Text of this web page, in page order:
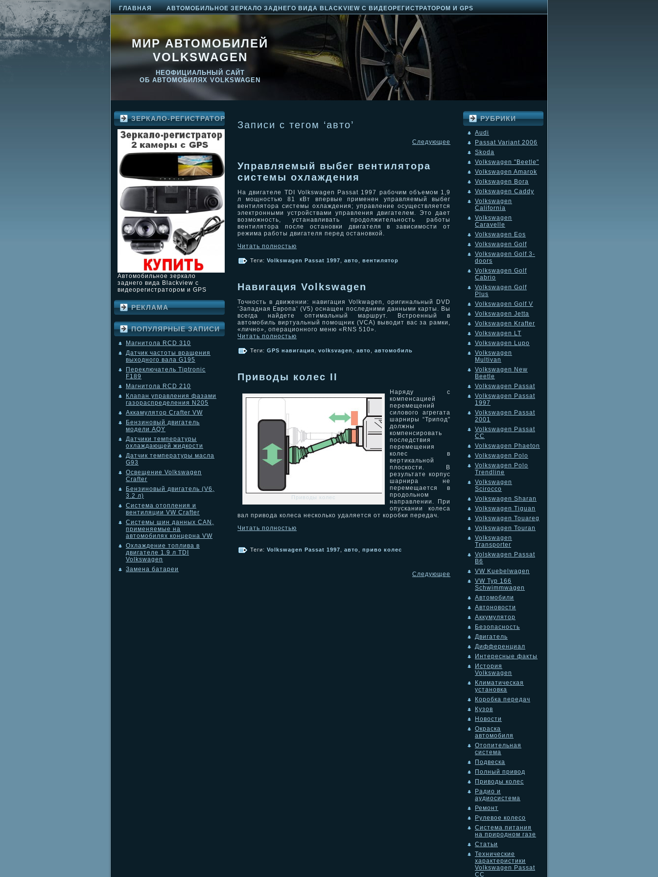
ГЛАВНАЯ АВТОМОБИЛЬНОЕ ЗЕРКАЛО ЗАДНЕГО ВИДА BLACKVIEW С ВИДЕОРЕГИСТРАТОРОМ И GPS
МИР АВТОМОБИЛЕЙ
VOLKSWAGEN
НЕОФИЦИАЛЬНЫЙ САЙТ
ОБ АВТОМОБИЛЯХ VOLKSWAGEN
ЗЕРКАЛО-РЕГИСТРАТОР
Автомобильное зеркало
заднего вида Blackview с
видеорегистратором и GPS
РЕКЛАМА
ПОПУЛЯРНЫЕ ЗАПИСИ
Магнитола RCD 310
Датчик частоты вращения
выходного вала G195
Переключатель Tiptronic
F189
Магнитола RCD 210
Клапан управления фазами
газораспределения N205
Аккамулятор Crafter VW
Бензиновый двигатель
модели AQY
Датчики температуры
охлаждающей жидкости
Датчик температуры масла
G93
Освещение Volkswagen
Crafter
Бензиновый двигатель (V6,
3.2 л)
Система отопления и
вентиляции VW Crafter
Системы шин данных CAN,
применяемые на
автомобилях концерна VW
Охлаждение топлива в
двигателе 1.9 л TDI
Volkswagen
Замена батареи
Записи с тегом ‘авто’
Следующее
Управляемый выбег вентилятора
системы охлаждения
На двигателе TDI Volkswagen Passat 1997 рабочим объемом 1,9
л мощностью 81 кВт впервые применен управляемый выбег
вентилятора системы охлаждения; управление осуществляется
электронными устройствами управления двигателем. Это дает
возможность, устанавливать продолжительность работы
вентилятора после остановки двигателя в зависимости от
режима работы двигателя перед остановкой.
Читать полностью
Теги: Volkswagen Passat 1997 авто вентилятор
Навигация Volkswagen
Точность в движении: навигация Volkwagen, оригинальный DVD
‘Западная Европа’ (V5) оснащен последними данными карты. Вы
всегда найдете оптимальный маршрут. Встроенный в
автомобиль виртуальный помощник (VCA) выводит вас за рамки,
«лично», операционного меню «RNS 510».
Читать полностью
Теги: GPS навигация volksvagen авто автомобиль
Приводы колес II
Приводы колес
Наряду с
компенсацией
перемещений
силового агрегата
шарниры “Трипод”
должны
компенсировать
последствия
перемещения
колес в
вертикальной
плоскости. В
результате корпус
шарнира не
перемещается в
продольном
направлении. При
опускании колеса
вал привода колеса несколько удаляется от коробки передач.
Читать полностью
Теги: Volkswagen Passat 1997 авто приво колес
Следующее
РУБРИКИ
Audi
Passat Variant 2006
Skoda
Volkswagen "Beetle"
Volkswagen Amarok
Volkswagen Bora
Volkswagen Caddy
Volkswagen
California
Volkswagen
Caravelle
Volkswagen Eos
Volkswagen Golf
Volkswagen Golf 3-
doors
Volkswagen Golf
Cabrio
Volkswagen Golf
Plus
Volkswagen Golf V
Volkswagen Jetta
Volkswagen Krafter
Volkswagen LT
Volkswagen Lupo
Volkswagen
Multivan
Volkswagen New
Beetle
Volkswagen Passat
Volkswagen Passat
1997
Volkswagen Passat
2001
Volkswagen Passat
CC
Volkswagen Phaeton
Volkswagen Polo
Volkswagen Polo
Trendline
Volkswagen
Scirocco
Volkswagen Sharan
Volkswagen Tiguan
Volkswagen Touareg
Volkswagen Touran
Volkswagen
Transporter
Volskwagen Passat
B6
VW Kuebelwagen
VW Typ 166
Schwimmwagen
Автомобили
Автоновости
Аккумулятор
Безопасность
Двигатель
Дифференциал
Интересные факты
История
Volkswagen
Климатическая
установка
Коробка передач
Кузов
Новости
Окраска
автомобиля
Отопительная
система
Подвеска
Полный привод
Приводы колес
Радио и
аудиосистема
Ремонт
Рулевое колесо
Система питания
на природном газе
Статьи
Технические
характеристики
Volkswagen Passat
CC